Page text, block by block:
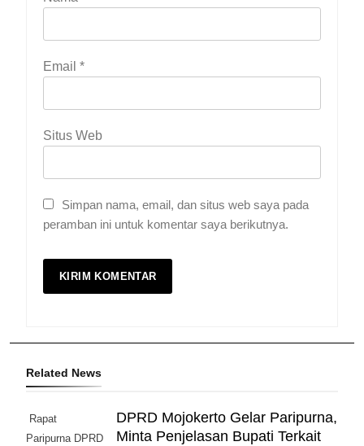
Email *
Situs Web
Simpan nama, email, dan situs web saya pada
peramban ini untuk komentar saya berikutnya.
Related News
Rapat
Paripurna DPRD
DPRD Mojokerto Gelar Paripurna,
Minta Penjelasan Bupati Terkait